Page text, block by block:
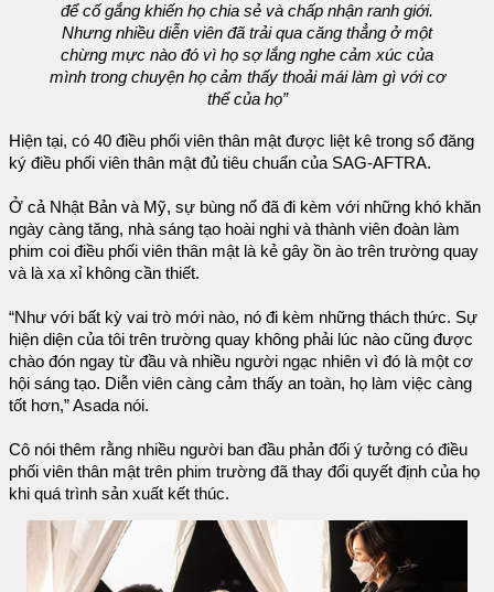
để cố gắng khiến họ chia sẻ và chấp nhận ranh giới.
Nhưng nhiều diễn viên đã trải qua căng thẳng ở một
chừng mực nào đó vì họ sợ lắng nghe cảm xúc của
mình trong chuyện họ cảm thấy thoải mái làm gì với cơ
thể của họ”
Hiện tại, có 40 điều phối viên thân mật được liệt kê trong sổ đăng
ký điều phối viên thân mật đủ tiêu chuẩn của SAG-AFTRA.
Ở cả Nhật Bản và Mỹ, sự bùng nổ đã đi kèm với những khó khăn
ngày càng tăng, nhà sáng tạo hoài nghi và thành viên đoàn làm
phim coi điều phối viên thân mật là kẻ gây ồn ào trên trường quay
và là xa xỉ không cần thiết.
“Như với bất kỳ vai trò mới nào, nó đi kèm những thách thức. Sự
hiện diện của tôi trên trường quay không phải lúc nào cũng được
chào đón ngay từ đầu và nhiều người ngạc nhiên vì đó là một cơ
hội sáng tạo. Diễn viên càng cảm thấy an toàn, họ làm việc càng
tốt hơn,” Asada nói.
Cô nói thêm rằng nhiều người ban đầu phản đối ý tưởng có điều
phối viên thân mật trên phim trường đã thay đổi quyết định của họ
khi quá trình sản xuất kết thúc.